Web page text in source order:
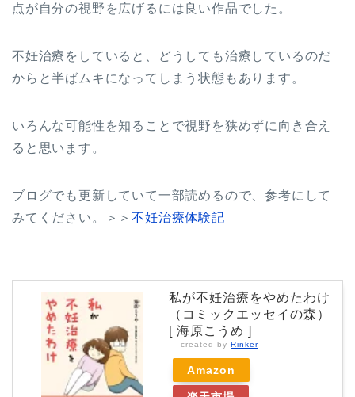
点が自分の視野を広げるには良い作品でした。
不妊治療をしていると、どうしても治療しているのだ
からと半ばムキになってしまう状態もあります。
いろんな可能性を知ることで視野を狭めずに向き合え
ると思います。
ブログでも更新していて一部読めるので、参考にして
みてください。＞＞不妊治療体験記
私が不妊治療をやめたわけ
（コミックエッセイの森）
[ 海原こうめ ]
created by Rinker
Amazon